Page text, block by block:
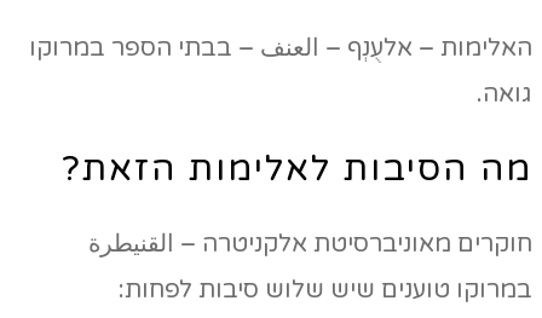
האלימות – אלעֻנְף – العنف – בבתי הספר במרוקו
גואה.
מה הסיבות לאלימות הזאת?
חוקרים מאוניברסיטת אלקניטרה – القنيطرة
במרוקו טוענים שיש שלוש סיבות לפחות: